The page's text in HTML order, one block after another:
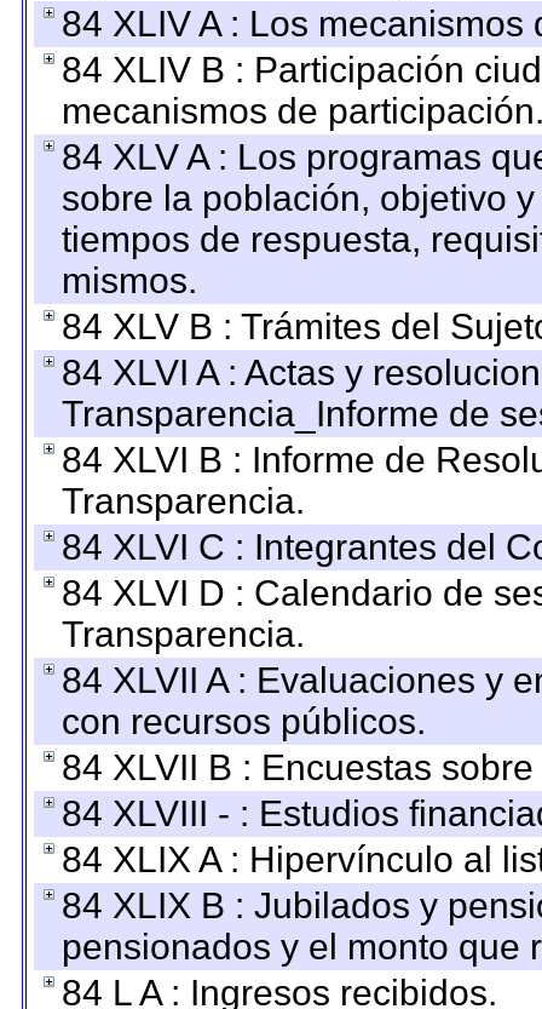
84 XLIV A : Los
84 XLIV B : Participación
mecanismos de
84 XLV A : Los programas
sobre la población, objetivo
tiempos de respuesta,
mismos.
84 XLV B : Trámites del
84 XLVI A : Actas y
Transparencia_Informe de
84 XLVI B : Informe de
Transparencia.
84 XLVI C : Integrantes del
84 XLVI D : Calendario de
Transparencia.
84 XLVII A : Evaluaciones y
con recursos públicos.
84 XLVII B : Encuestas
84 XLVIII - : Estudios
84 XLIX A : Hipervínculo al
84 XLIX B : Jubilados y
pensionados y el monto que
84 L A : Ingresos recibidos.